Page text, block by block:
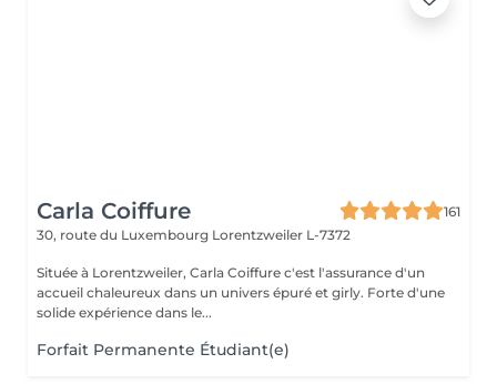
Carla Coiffure
161
30, route du Luxembourg Lorentzweiler L-7372
Située à Lorentzweiler, Carla Coiffure c'est l'assurance d'un
accueil chaleureux dans un univers épuré et girly. Forte d'une
solide expérience dans le...
Forfait Permanente Étudiant(e)